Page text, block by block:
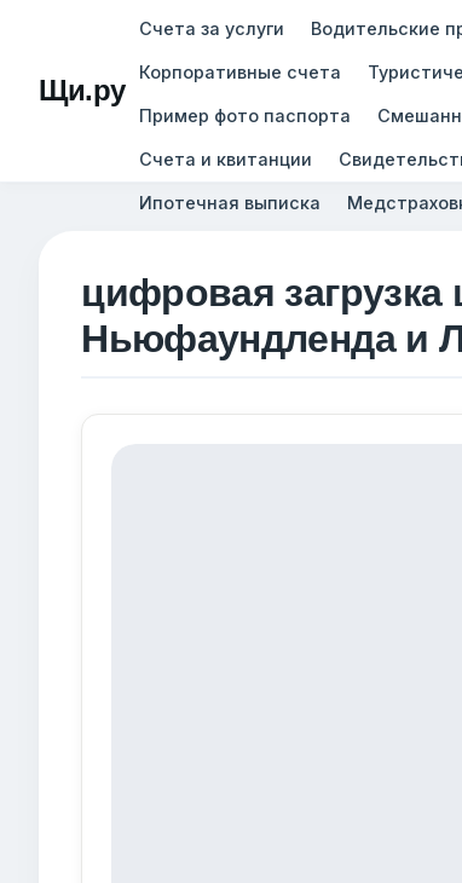
Щи.ру
Счета за услуги Водительские
Корпоративные счета
Пример фото паспорта
Счета и квитанции
Ипотечная выписка
цифровая
Ньюфаундленда и